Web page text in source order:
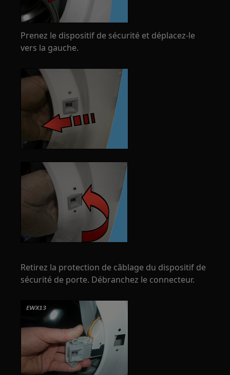
Prenez le dispositif de sécurité et déplacez-le
vers la gauche.
Retirez la protection de câblage du dispositif de
sécurité de porte. Débranchez le connecteur.